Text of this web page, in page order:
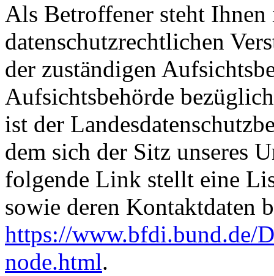
Als Betroffener steht Ihnen
datenschutzrechtlichen
der zuständigen
Aufsichtsbehörde
ist der
dem sich der Sitz unseres
folgende Link stellt eine
sowie deren Kontaktdaten
https://www.bfdi.bund.de/
node.html.